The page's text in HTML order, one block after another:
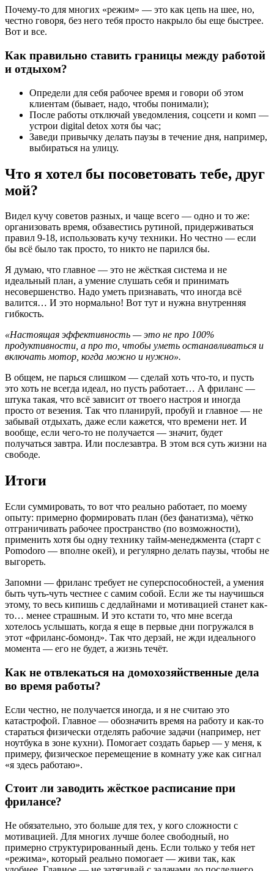
Почему-то для многих «режим» — это как цепь на шее, но,
честно говоря, без него тебя просто накрыло бы еще быстрее.
Вот и все.
Как правильно ставить границы между работой
и отдыхом?
Определи для себя рабочее время и говори об этом
клиентам (бывает, надо, чтобы понимали);
После работы отключай уведомления, соцсети и комп —
устрои digital detox хотя бы час;
Заведи привычку делать паузы в течение дня, например,
выбираться на улицу.
Что я хотел бы посоветовать тебе, друг
мой?
Видел кучу советов разных, и чаще всего — одно и то же:
организовать время, обзавестись рутиной, придерживаться
правил 9-18, использовать кучу техники. Но честно — если
бы всё было так просто, то никто не парился бы.
Я думаю, что главное — это не жёсткая система и не
идеальный план, а умение слушать себя и принимать
несовершенство. Надо уметь признавать, что иногда всё
валится… И это нормально! Вот тут и нужна внутренняя
гибкость.
«Настоящая эффективность — это не про 100%
продуктивности, а про то, чтобы уметь останавливаться и
включать мотор, когда можно и нужно».
В общем, не парься слишком — сделай хоть что-то, и пусть
это хоть не всегда идеал, но пусть работает… А фриланс —
штука такая, что всё зависит от твоего настроя и иногда
просто от везения. Так что планируй, пробуй и главное — не
забывай отдыхать, даже если кажется, что времени нет. И
вообще, если чего-то не получается — значит, будет
получаться завтра. Или послезавтра. В этом вся суть жизни на
свободе.
Итоги
Если суммировать, то вот что реально работает, по моему
опыту: примерно формировать план (без фанатизма), чётко
отграничивать рабочее пространство (по возможности),
применить хотя бы одну технику тайм-менеджмента (старт с
Pomodoro — вполне окей), и регулярно делать паузы, чтобы не
выгореть.
Запомни — фриланс требует не суперспособностей, а умения
быть чуть-чуть честнее с самим собой. Если же ты научишься
этому, то весь кипишь с дедлайнами и мотивацией станет как-
то… менее страшным. И это кстати то, что мне всегда
хотелось услышать, когда я еще в первые дни погружался в
этот «фриланс-бомонд». Так что дерзай, не жди идеального
момента — его не будет, а жизнь течёт.
Как не отвлекаться на домохозяйственные дела
во время работы?
Если честно, не получается иногда, и я не считаю это
катастрофой. Главное — обозначить время на работу и как-то
стараться физически отделять рабочие задачи (например, нет
ноутбука в зоне кухни). Помогает создать барьер — у меня, к
примеру, физическое перемещение в комнату уже как сигнал
«я здесь работаю».
Стоит ли заводить жёсткое расписание при
фрилансе?
Не обязательно, это больше для тех, у кого сложности с
мотивацией. Для многих лучше более свободный, но
примерно структурированный день. Если только у тебя нет
«режима», который реально помогает — живи так, как